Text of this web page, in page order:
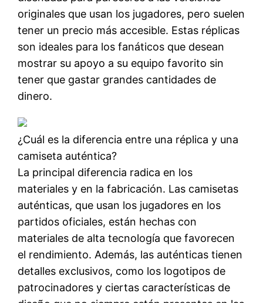
originales que usan los jugadores, pero suelen
tener un precio más accesible. Estas réplicas
son ideales para los fanáticos que desean
mostrar su apoyo a su equipo favorito sin
tener que gastar grandes cantidades de
dinero.
¿Cuál es la diferencia entre una réplica y una
camiseta auténtica?
La principal diferencia radica en los
materiales y en la fabricación. Las camisetas
auténticas, que usan los jugadores en los
partidos oficiales, están hechas con
materiales de alta tecnología que favorecen
el rendimiento. Además, las auténticas tienen
detalles exclusivos, como los logotipos de
patrocinadores y ciertas características de